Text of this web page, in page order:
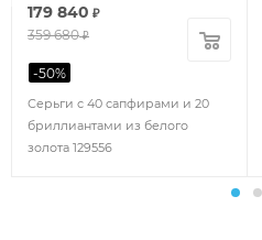
Серьги с 40 сапфирами и 20
бриллиантами из белого
золота 129556
179 840 ₽
359 680₽
-50%